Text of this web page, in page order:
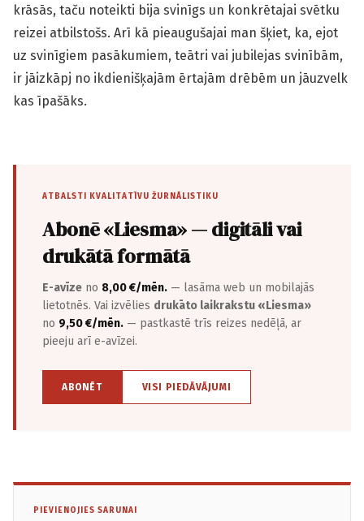
krāsās, taču noteikti bija svinīgs un konkrētajai svētku
reizei atbilstošs. Arī kā pieaugušajai man šķiet, ka, ejot
uz svinīgiem pasākumiem, teātri vai jubilejas svinībām,
ir jāizkāpj no ikdienišķajām ērtajām drēbēm un jāuzvelk
kas īpašāks.
ATBALSTI KVALITATĪVU ŽURNĀLISTIKU
Abonē «Liesma» — digitāli vai
drukātā formātā
E-avīze no 8,00 €/mēn. — lasāma web un mobilajās
lietotnēs. Vai izvēlies drukāto laikrakstu «Liesma»
no 9,50 €/mēn. — pastkastē trīs reizes nedēļā, ar
pieeju arī e-avīzei.
ABONĒT VISI PIEDĀVĀJUMI
PIEVIENOJIES SARUNAI